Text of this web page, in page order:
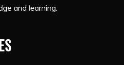
and learning.